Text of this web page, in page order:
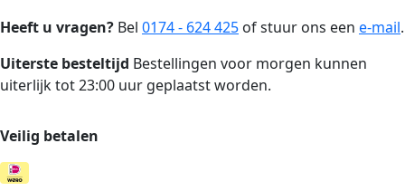
Heeft u vragen? Bel 0174 - 624 425 of stuur ons een e-mail.
Uiterste besteltijd Bestellingen voor morgen kunnen
uiterlijk tot 23:00 uur geplaatst worden.
Veilig betalen